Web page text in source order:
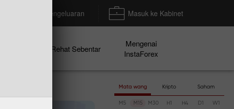
Deposit/Pengeluaran Masuk ke Kabinet
Rehat Sebentar
Mengenai
InstaForex
Mata wang Kripto Saham
M5 M15 M30 H1 H4 D1 W1